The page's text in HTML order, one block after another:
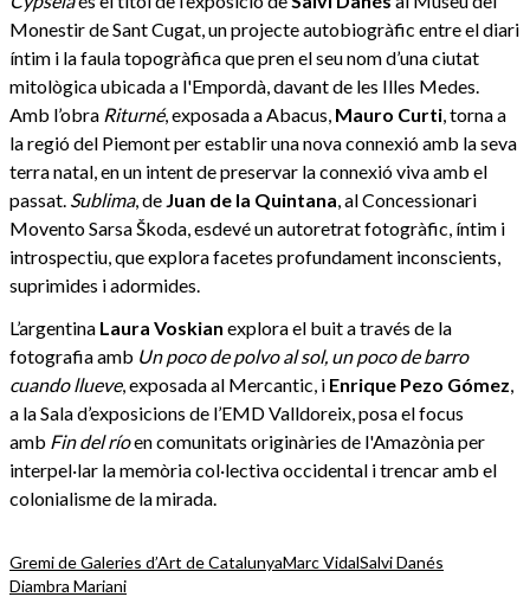
Monestir de Sant Cugat, un projecte autobiogràfic entre el diari
íntim i la faula topogràfica que pren el seu nom d’una ciutat
mitològica ubicada a l'Empordà, davant de les Illes Medes.
Amb l’obra Riturné, exposada a Abacus, Mauro Curti , torna a
la regió del Piemont per establir una nova connexió amb la seva
terra natal, en un intent de preservar la connexió viva amb el
passat. Sublima, de Juan de la Quintana , al Concessionari
Movento Sarsa Škoda, esdevé un autoretrat fotogràfic, íntim i
introspectiu, que explora facetes profundament inconscients,
suprimides i adormides.
L’argentina Laura Voskian explora el buit a través de la
fotografia amb Un poco de polvo al sol, un poco de barro
cuando llueve, exposada al Mercantic, i Enrique Pezo Gómez
a la Sala d’exposicions de l’EMD Valldoreix, posa el focus
amb Fin del ríoen comunitats originàries de l'Amazònia per
interpel·lar la memòria col·lectiva occidental i trencar amb el
colonialisme de la mirada.
Gremi de Galeries d’Art de CatalunyaMarc VidalSalvi Danés
Diambra Mariani